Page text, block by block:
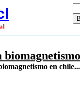
biomagnetismo
en chile...